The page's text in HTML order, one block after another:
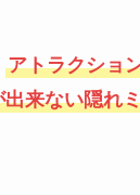
アトラクショ
来ない隠れ